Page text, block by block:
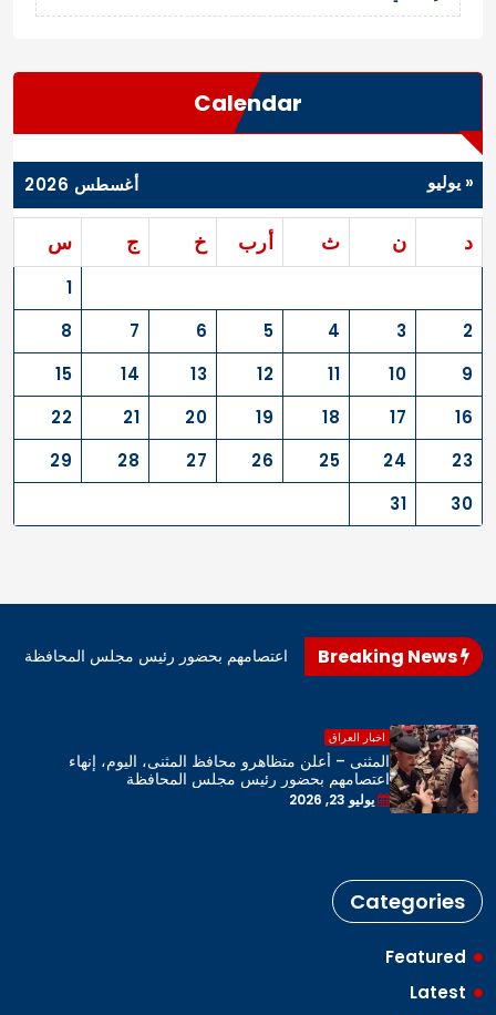
Calendar
أغسطس 2026
د ن ث أرب خ ج س
1
2
3
4
5
6
7
8
9
10
11
12
13
14
15
16
17
18
19
20
21
22
23
24
25
26
27
28
29
30
31
« يوليو
محافظ المثنى، اليوم، إنهاء اعتصامهم بحضور رئيس مجلس المحافظة
اخبار العراق
المثنى – أعلن متظاهرو محافظ المثنى، اليوم، إنهاء
اعتصامهم بحضور رئيس مجلس المحافظة
يوليو 23, 2026
Categories
Featured
Latest